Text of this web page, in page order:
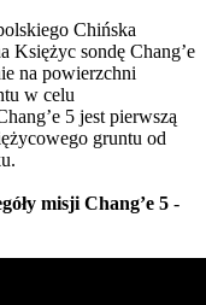
Chińska
Księżyc sondę Chang’e
na powierzchni
w celu
5 jest pierwszą
gruntu od
misji Chang’e 5 -